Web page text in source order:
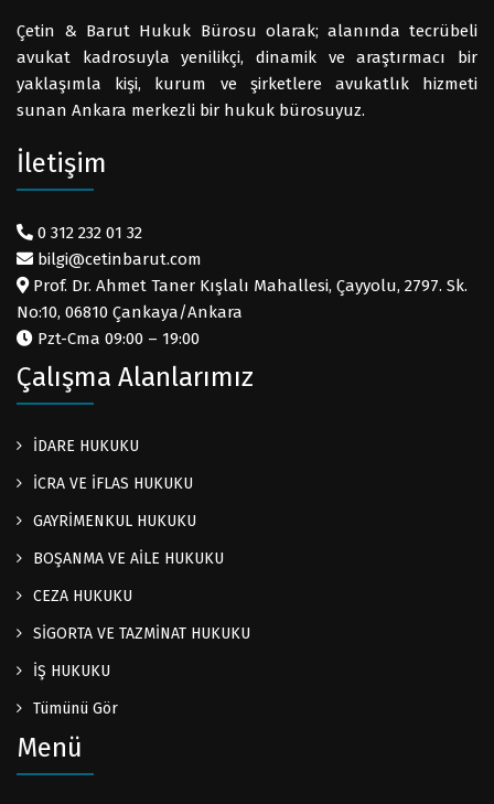
Çetin & Barut Hukuk Bürosu olarak; alanında tecrübeli
avukat kadrosuyla yenilikçi, dinamik ve araştırmacı bir
yaklaşımla kişi, kurum ve şirketlere avukatlık hizmeti
sunan Ankara merkezli bir hukuk bürosuyuz.
İletişim
0 312 232 01 32
bilgi@cetinbarut.com
Prof. Dr. Ahmet Taner Kışlalı Mahallesi, Çayyolu, 2797. Sk.
No:10, 06810 Çankaya/Ankara
Pzt-Cma 09:00 – 19:00
Çalışma Alanlarımız
İDARE HUKUKU
İCRA VE İFLAS HUKUKU
GAYRİMENKUL HUKUKU
BOŞANMA VE AİLE HUKUKU
CEZA HUKUKU
SİGORTA VE TAZMİNAT HUKUKU
İŞ HUKUKU
Tümünü Gör
Menü